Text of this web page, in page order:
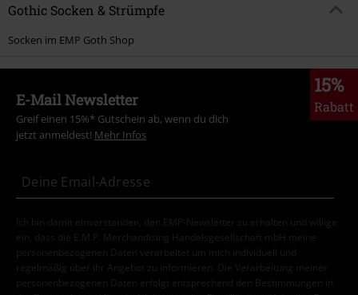
Gothic Socken & Strümpfe
Socken im EMP Goth Shop
15%
Rabatt
E-Mail Newsletter
Greif einen 15%* Gutschein ab, wenn du dich
jetzt anmeldest! Mehr Infos
Ich bin damit einverstanden, den EMP-Newsletter zu erhalten und willige
ein, dass die E.M.P. Merchandising Handelsgesellschaft mbH meine
personenbezogenen Daten verarbeitet um mich individuell und
regelmäßig über ihr Angebot zu informieren. Die Verarbeitung meiner
personenbezogenen Daten erfolgt entsprechend den Bestimmungen in